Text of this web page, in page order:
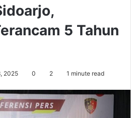
5 Tahun
2025 0 2 1 minute read